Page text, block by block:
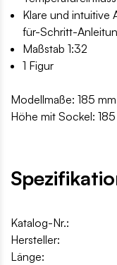
Klare und intuitive
für-Schritt-
Maßstab 1:32
1 Figur
Modellmaße: 185
Höhe mit Sockel:
Katalog-Nr.:
Hersteller:
Länge: